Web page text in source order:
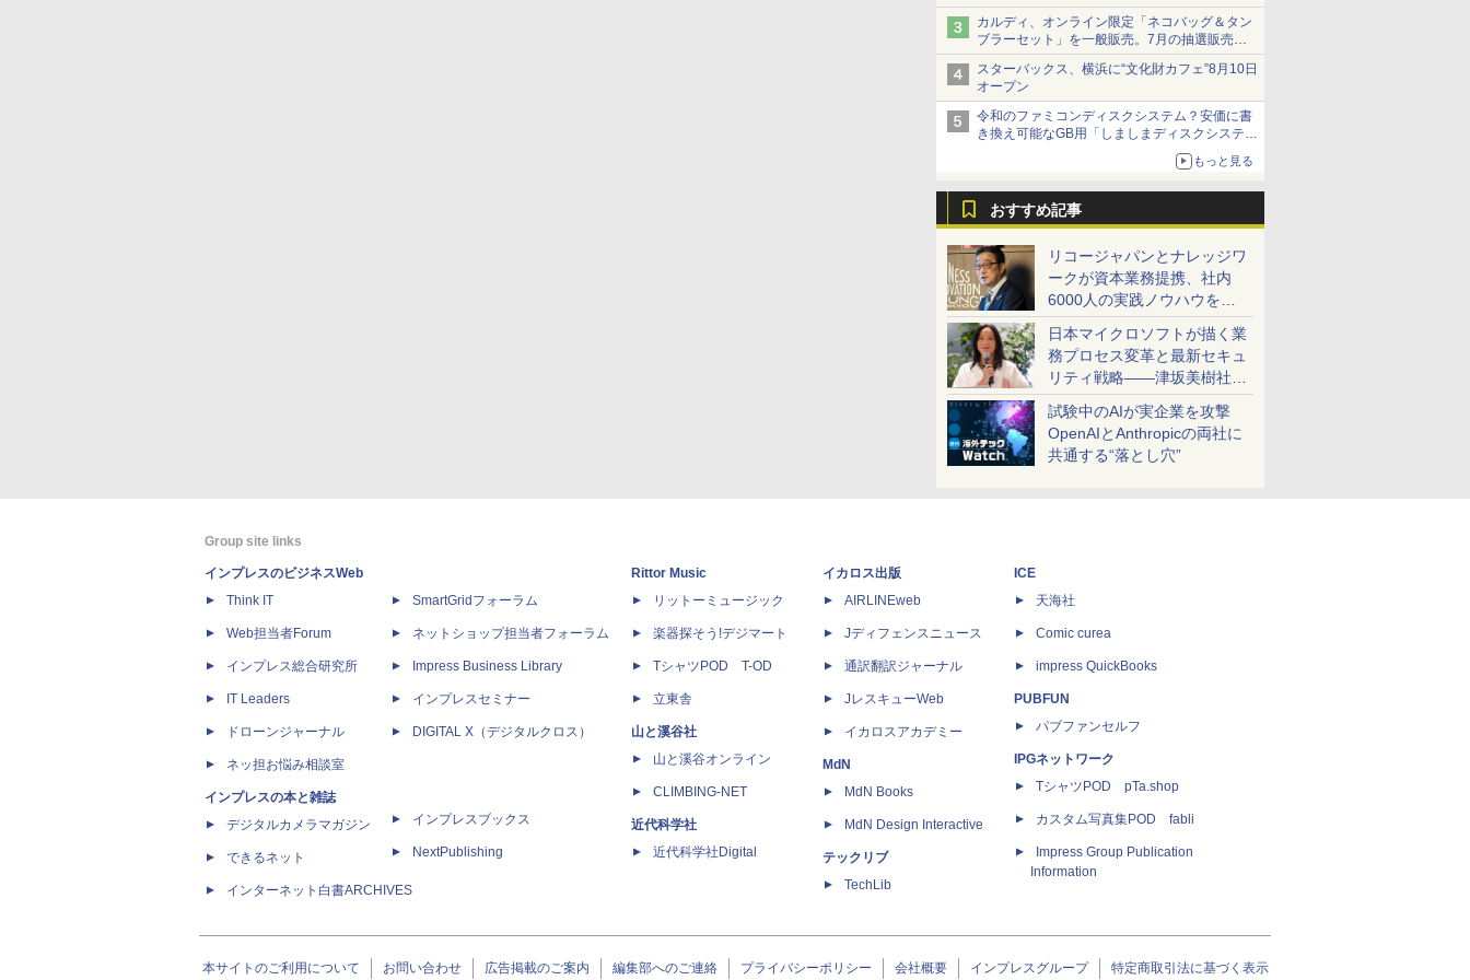
カルディ、オンライン限定「ネコバッグ＆タン
ブラーセット」を一般販売。7月の抽選販売の
当選無効分
スターバックス、横浜に“文化財カフェ”8月10日
オープン
令和のファミコンディスクシステム？安価に書
き換え可能なGB用「しましまディスクシステ
もっと見る
おすすめ記事
リコージャパンとナレッジワ
ークが資本業務提携、社内
6000人の実践ノウハウを生
かした「AI商談記録 for
RICOH」を展開へ
日本マイクロソフトが描く業
務プロセス変革と最新セキュ
リティ戦略――津坂美樹社長
が2027年度戦略を説明
試験中のAIが実企業を攻撃
OpenAIとAnthropicの両社に
共通する“落とし穴”
Group site links
インプレスのビジネスWeb
Think IT
Web担当者Forum
インプレス総合研究所
IT Leaders
ドローンジャーナル
ネッ担お悩み相談室
インプレスの本と雑誌
デジタルカメラマガジン
できるネット
インターネット白書ARCHIVES
SmartGridフォーラム
ネットショップ担当者フォーラム
Impress Business Library
インプレスセミナー
DIGITAL X（デジタルクロス）
インプレスブックス
NextPublishing
Rittor Music
リットーミュージック
楽器探そう!デジマート
TシャツPOD T-OD
立東舎
山と溪谷社
山と溪谷オンライン
CLIMBING-NET
近代科学社
近代科学社Digital
イカロス出版
AIRLINEweb
Jディフェンスニュース
通訳翻訳ジャーナル
JレスキューWeb
イカロスアカデミー
MdN
MdN Books
MdN Design Interactive
テックリブ
TechLib
ICE
天海社
Comic curea
impress QuickBooks
PUBFUN
パブファンセルフ
IPGネットワーク
TシャツPOD pTa.shop
カスタム写真集POD fabli
Impress Group Publication
Information
本サイトのご利用について お問い合わせ 広告掲載のご案内 編集部へのご連絡 プライバシーポリシー 会社概要 インプレスグループ 特定商取引法に基づく表示